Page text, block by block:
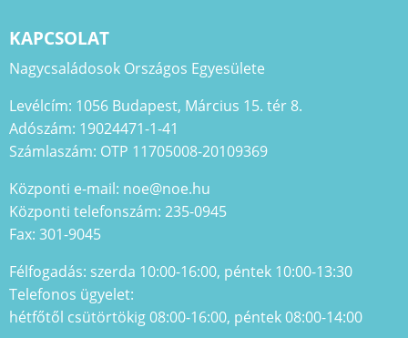
KAPCSOLAT
Nagycsaládosok Országos Egyesülete
Levélcím: 1056 Budapest, Március 15. tér 8.
Adószám: 19024471-1-41
Számlaszám: OTP 11705008-20109369
Központi e-mail: noe@noe.hu
Központi telefonszám: 235-0945
Fax: 301-9045
Félfogadás: szerda 10:00-16:00, péntek 10:00-13:30
Telefonos ügyelet:
hétfőtől csütörtökig 08:00-16:00, péntek 08:00-14:00